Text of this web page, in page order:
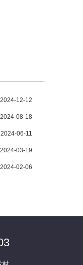
2024-12-12
2024-08-18
2024-06-11
2024-03-19
2024-02-06